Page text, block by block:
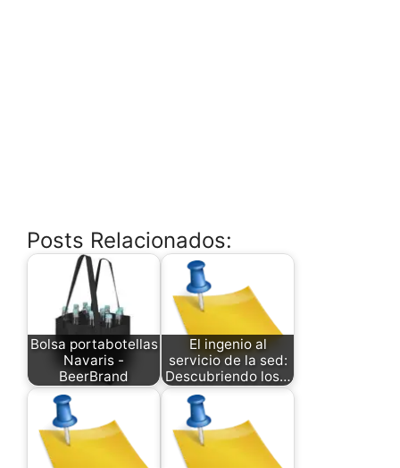
Posts Relacionados:
Bolsa portabotellas
Navaris -
BeerBrand
El ingenio al
servicio de la sed:
Descubriendo los…